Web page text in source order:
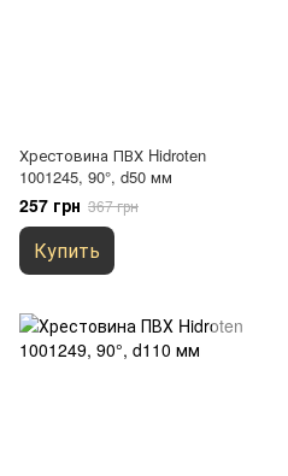
Хрестовина ПВХ Hidroten
1001245, 90°, d50 мм
257 грн 367 грн
Купить